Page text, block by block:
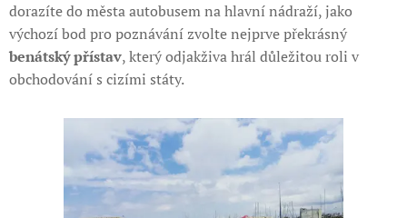
dorazíte do města autobusem na hlavní nádraží, jako
výchozí bod pro poznávání zvolte nejprve překrásný
benátský přístav, který odjakživa hrál důležitou roli v
obchodování s cizími státy.